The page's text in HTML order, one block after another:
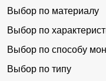
Выбор по материалу
Выбор по
Выбор по способу
Выбор по типу